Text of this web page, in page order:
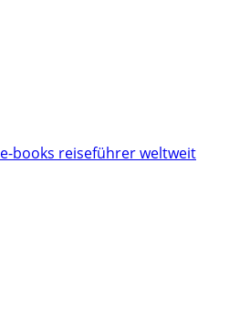
e-books reiseführer weltweit